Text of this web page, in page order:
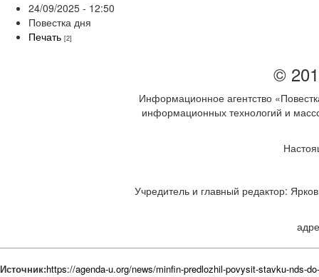
24/09/2025 - 12:50
Повестка дня
Печать [2]
©
Информационное агентство
информационных технологий и
Учредитель и главный редактор:
Источник:https://agenda-u.org/news/minfin-predlozhil-povysit-stavku-nds-